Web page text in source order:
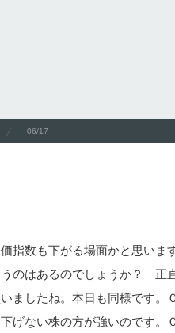
06/17
指数も下がる場面かと思い
のはあるのでしょうか？ 正
ましたね。本日も同様です。
げない株の方が強いのです。